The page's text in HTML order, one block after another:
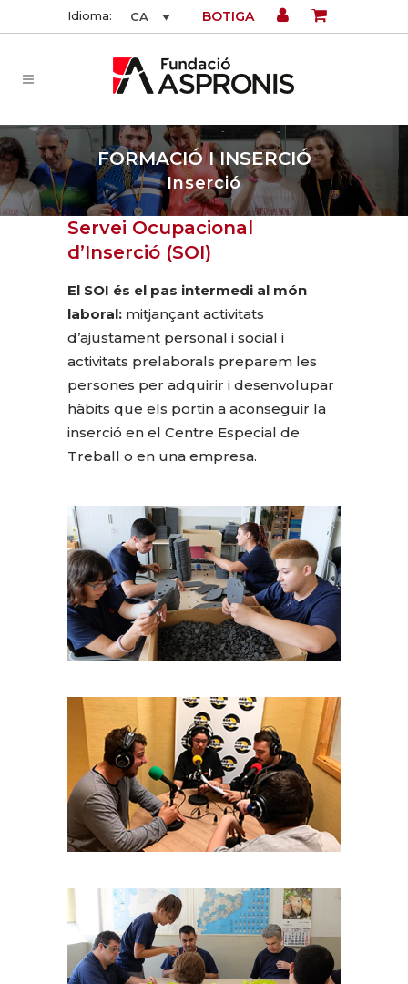
Idioma: CA BOTIGA
FORMACIÓ I INSERCIÓ
Inserció
Servei Ocupacional
d’Inserció (SOI)
El SOI és el pas intermedi al món
laboral: mitjançant activitats
d’ajustament personal i social i
activitats prelaborals preparem les
persones per adquirir i desenvolupar
hàbits que els portin a aconseguir la
inserció en el Centre Especial de
Treball o en una empresa.